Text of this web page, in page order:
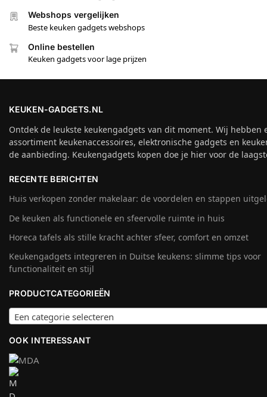
Webshops vergelijken
Beste keuken gadgets webshops
Online bestellen
Keuken gadgets voor lage prijzen
KEUKEN-GADGETS.NL
Ontdek de leukste keukengadgets van dit moment. Wij hebben
assortiment keukenaccessoires, elektronische gadgets en
de aanbieding. Keukengadgets kopen doe je hier voor de
RECENTE BERICHTEN
Huis verkopen zonder makelaar: de voordelen en stappen
De keuken als functionele en sfeervolle ruimte in huis
Horeca tafels als stille kracht achter sfeer, comfort en omzet
Keukengadgets integreren in Duitse keukens: slimme tips voor
functionaliteit en stijl
PRODUCTCATEGORIEËN
Een categorie selecteren
OOK INTERESSANT